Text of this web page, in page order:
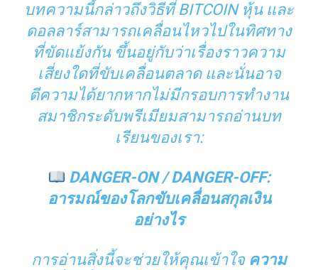
บทความนี้กล่าวถึงวิธีที่ BITCOIN หุ้น และ
ดอลลาร์สามารถเคลื่อนไหวไปในทิศทาง
ที่ขัดแย้งกัน ขึ้นอยู่กับว่าเรื่องราวความ
เสี่ยงใดที่ขับเคลื่อนตลาด และนั่นอาจ
ตีความได้ยากหากไม่มีกรอบการทำงาน
สมาชิกระดับพรีเมียมสามารถอ่านบท
เรียนของเรา:
DANGER-ON / DANGER-OFF:
อารมณ์ของโลกขับเคลื่อนสกุลเงิน
อย่างไร
การอ่านสิ่งนี้จะช่วยให้คุณเข้าใจ ความ